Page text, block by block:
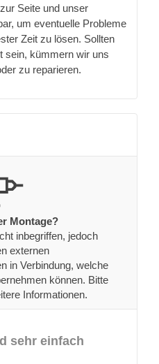
Seite und unser
um eventuelle Probleme
Zeit zu lösen. Sollten
sein, kümmern wir uns
zu reparieren.
Montage?
inbegriffen, jedoch
externen
in Verbindung, welche
können. Bitte
Informationen.
sehr einfach